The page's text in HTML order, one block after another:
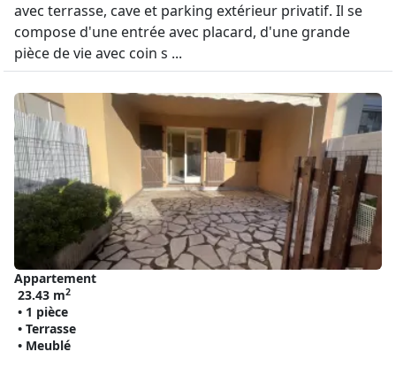
avec terrasse, cave et parking extérieur privatif. Il se
compose d'une entrée avec placard, d'une grande
pièce de vie avec coin s ...
Appartement
23.43 m2
• 1 pièce
• Terrasse
• Meublé